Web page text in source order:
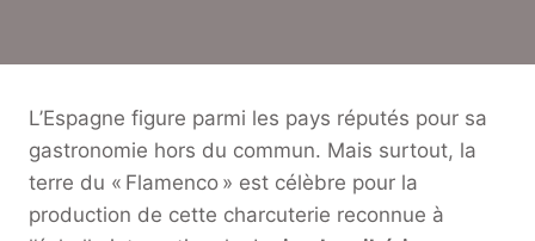
L’Espagne figure parmi les pays réputés pour sa
gastronomie hors du commun. Mais surtout, la
terre du « Flamenco » est célèbre pour la
production de cette charcuterie reconnue à